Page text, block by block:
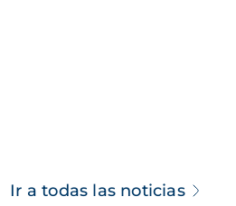
Ir a todas las noticias